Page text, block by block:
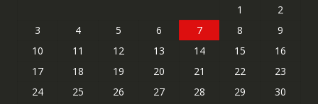
1
2
3
4 5 6 7 8
9
10
11 12 13 14 15
16
17
18 19 20 21 22
23
24
25 26 27 28 29
30